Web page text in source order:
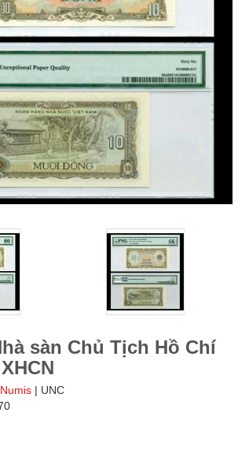
sàn Chủ Tịch Hồ Chí
| UNC